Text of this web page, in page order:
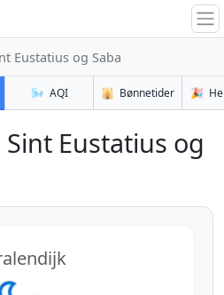
Eustatius og Saba
🌬️ AQI 🕌 Bønnetider 🎉
Eustatius og